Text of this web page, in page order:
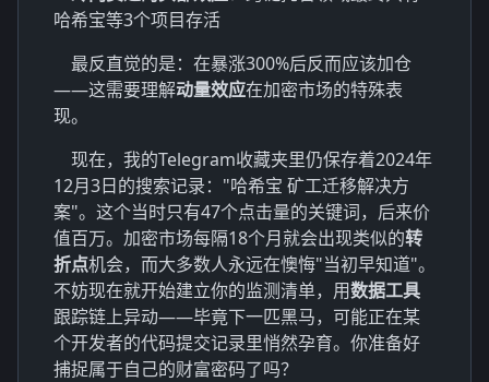
哈希宝等3个项目存活
最反直觉的是：在暴涨300%后反而应该加仓
——这需要理解动量效应在加密市场的特殊表
现。
现在，我的Telegram收藏夹里仍保存着2024年
12月3日的搜索记录："哈希宝 矿工迁移解决方
案"。这个当时只有47个点击量的关键词，后来价
值百万。加密市场每隔18个月就会出现类似的转
折点机会，而大多数人永远在懊悔"当初早知道"。
不妨现在就开始建立你的监测清单，用数据工具
跟踪链上异动——毕竟下一匹黑马，可能正在某
个开发者的代码提交记录里悄然孕育。你准备好
捕捉属于自己的财富密码了吗？